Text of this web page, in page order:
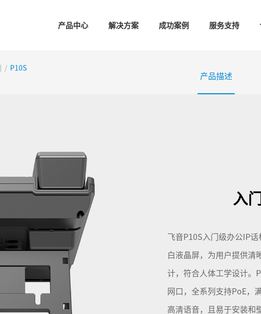
产品中心 解决方案 成功案例 服务支持
/ P10S
产品描述
入
飞音P10S入门级办公IP
白液晶屏，为用户提供清
计，符合人体工学设计。
网口，全系列支持PoE，
高清语音，且易于安装和